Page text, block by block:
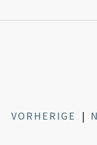
VORHERIGE |